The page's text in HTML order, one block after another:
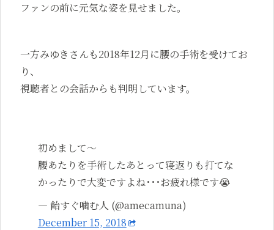
ファンの前に元気な姿を見せました。
一方みゆきさんも2018年12月に腰の手術を受けてお
り、
視聴者との会話からも判明しています。
初めまして～
腰あたりを手術したあとって寝返りも打てな
かったりで大変ですよね･･･お疲れ様です😭
— 飴すぐ噛む人 (@amecamuna)
December 15, 2018